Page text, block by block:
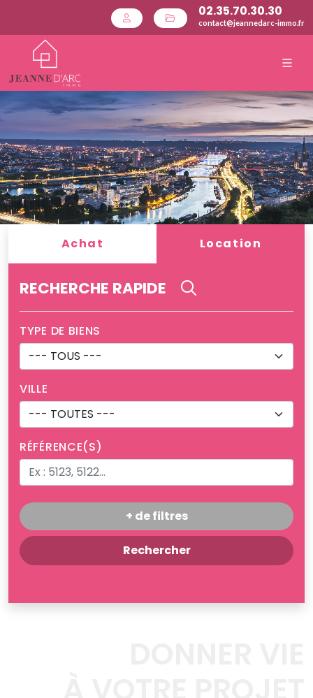
02.35.70.30.30
contact@jeannedarc-immo.fr
Achat Location
RECHERCHE RAPIDE
TYPE DE BIENS
VILLE
RÉFÉRENCE(S)
+ de filtres
Rechercher